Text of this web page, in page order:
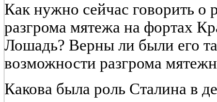
Как нужно сейчас говорить о
разгрома мятежа на фортах
Лошадь? Верны ли были его
возможности разгрома
Какова была роль Сталина в